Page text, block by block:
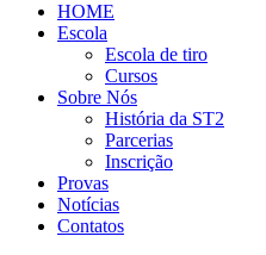
HOME
Escola
Escola de tiro
Cursos
Sobre Nós
História da ST2
Parcerias
Inscrição
Provas
Notícias
Contatos